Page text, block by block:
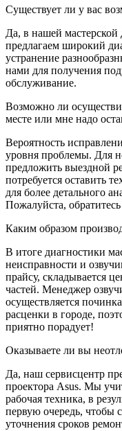
Существует ли у вас
Да, в нашей
предлагаем широкий
устранение
нами для получения
обслуживание.
Возможно ли
месте или мне надо
Вероятность
уровня проблемы. Для
предложить выездной
потребуется оставить
для более детального
Пожалуйста,
Каким образом
В итоге диагностики
неисправности и
прайсу, складывается
частей. Менеджер
осуществляется
расценки в городе,
приятно порадует!
Оказываете ли вы
Да, наш сервисцентр
проектора Asus. Мы
рабочая техника, в
первую очередь, чтобы
уточнения сроков